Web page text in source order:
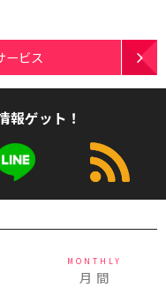
ービス
報ゲット！
MONTHLY
月 間